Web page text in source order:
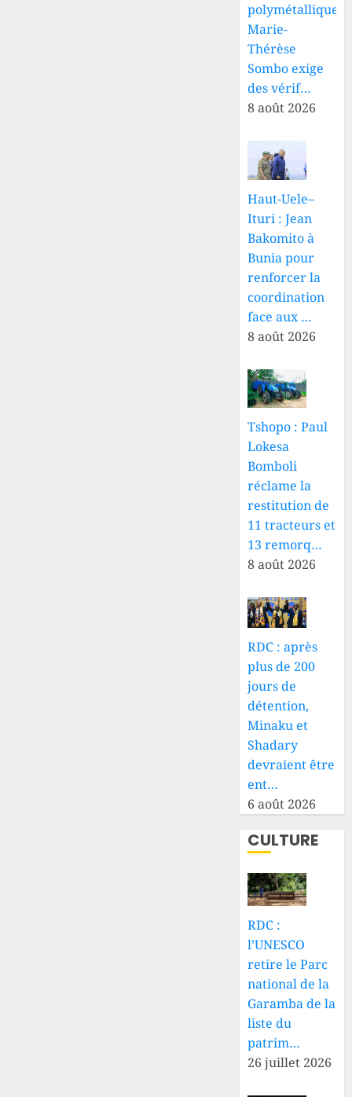
polymétallique,
Marie-
Thérèse
Sombo exige
des vérif…
8 août 2026
Haut-Uele–
Ituri : Jean
Bakomito à
Bunia pour
renforcer la
coordination
face aux …
8 août 2026
Tshopo : Paul
Lokesa
Bomboli
réclame la
restitution de
11 tracteurs et
13 remorq…
8 août 2026
RDC : après
plus de 200
jours de
détention,
Minaku et
Shadary
devraient être
ent…
6 août 2026
CULTURE
RDC :
l’UNESCO
retire le Parc
national de la
Garamba de la
liste du
patrim…
26 juillet 2026